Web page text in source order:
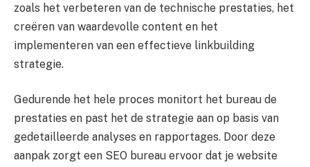
zoals het verbeteren van de technische prestaties, het
creëren van waardevolle content en het
implementeren van een effectieve linkbuilding
strategie.
Gedurende het hele proces monitort het bureau de
prestaties en past het de strategie aan op basis van
gedetailleerde analyses en rapportages. Door deze
aanpak zorgt een SEO bureau ervoor dat je website